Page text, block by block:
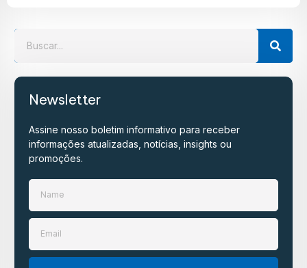
Newsletter
Assine nosso boletim informativo para receber
informações atualizadas, notícias, insights ou
promoções.​